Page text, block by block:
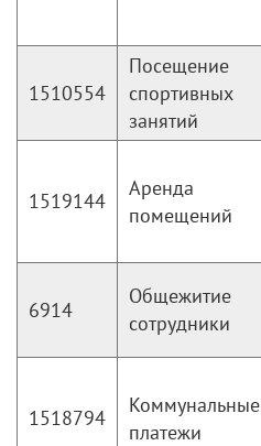
1510554
Посещение
спортивных
занятий
1519144
Аренда
помещений
6914
Общежитие
сотрудники
1518794
Коммунальные
платежи